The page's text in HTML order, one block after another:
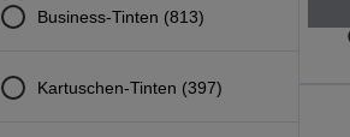
Business-Tinten (813)
Kartuschen-Tinten (397)